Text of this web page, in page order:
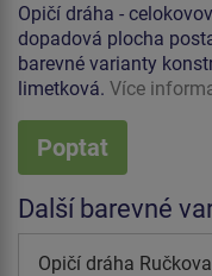
Opičí dráha -
dopadová plocha
barevné varianty
limetková. Více
Poptat
Další barevné
Opičí dráha